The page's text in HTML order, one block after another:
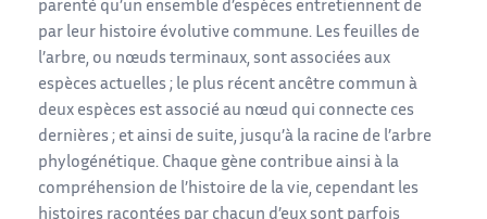
parenté qu’un ensemble d’espèces entretiennent de
par leur histoire évolutive commune. Les feuilles de
l’arbre, ou nœuds terminaux, sont associées aux
espèces actuelles ; le plus récent ancêtre commun à
deux espèces est associé au nœud qui connecte ces
dernières ; et ainsi de suite, jusqu’à la racine de l’arbre
phylogénétique. Chaque gène contribue ainsi à la
compréhension de l’histoire de la vie, cependant les
histoires racontées par chacun d’eux sont parfois